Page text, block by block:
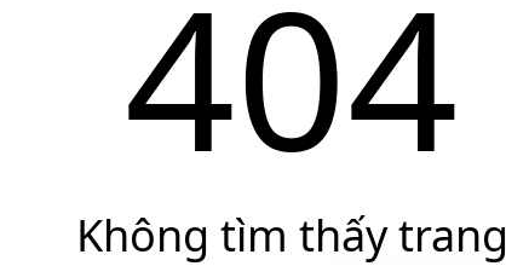
404
Không tìm thấy trang